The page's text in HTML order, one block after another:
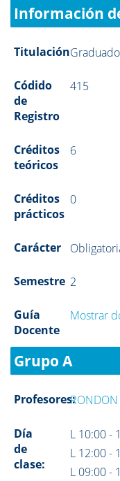
Información
Titulación
Códido
de
Registro
415
Créditos
teóricos
6
Créditos
prácticos
0
Carácter
Semestre 2
Guía
Docente
Mostrar
Grupo A
Profesores:
Día
de
clase:
L 10:00 -
L 12:00 -
L 09:00 -